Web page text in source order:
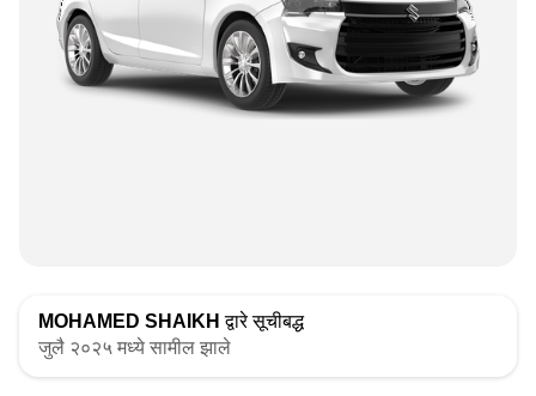
MOHAMED SHAIKH द्वारे सूचीबद्ध
जुलै २०२५ मध्ये सामील झाले